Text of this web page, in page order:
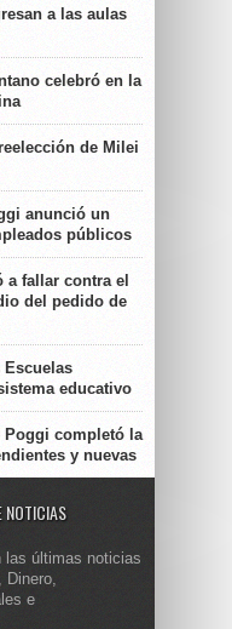
a las aulas
celebró en la
de Milei
anunció un
públicos
a fallar contra el
del pedido de
Escuelas
educativo
Poggi completó la
y nuevas
NOTICIAS
las últimas noticias
Dinero,
e